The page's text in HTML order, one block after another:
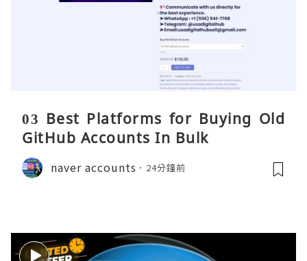
03 Best Platforms for Buying Old
GitHub Accounts In Bulk
naver accounts 24分鐘前